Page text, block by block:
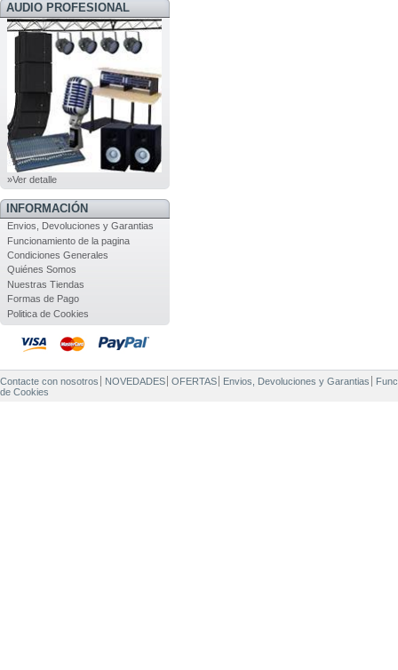
AUDIO PROFESIONAL
»Ver detalle
INFORMACIÓN
Envios, Devoluciones y Garantias
Funcionamiento de la pagina
Condiciones Generales
Quiénes Somos
Nuestras Tiendas
Formas de Pago
Politica de Cookies
Contacte con nosotros NOVEDADES OFERTAS Envios, Devoluciones y Garantias
de Cookies